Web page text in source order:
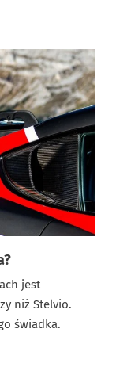
jest
niż Stelvio.
świadka.